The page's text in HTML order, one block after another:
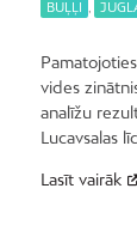
BUĻĻI
vides
analīžu
Lucavsalas
Lasīt vairāk